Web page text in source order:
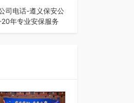
流活动…
司电话-遵义保安公
年专业安保服务